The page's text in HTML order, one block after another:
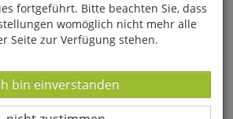
fortgeführt. Bitte beachten Sie, dass
womöglich nicht mehr alle
Seite zur Verfügung stehen.
-
bin einverstanden